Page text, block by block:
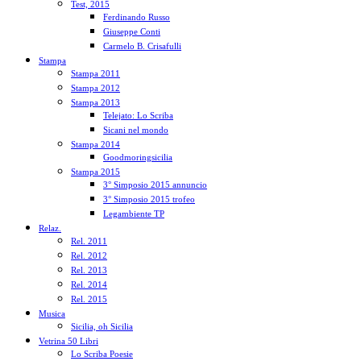
Test, 2015
Ferdinando Russo
Giuseppe Conti
Carmelo B. Crisafulli
Stampa
Stampa 2011
Stampa 2012
Stampa 2013
Telejato: Lo Scriba
Sicani nel mondo
Stampa 2014
Goodmoringsicilia
Stampa 2015
3° Simposio 2015 annuncio
3° Simposio 2015 trofeo
Legambiente TP
Relaz.
Rel. 2011
Rel. 2012
Rel. 2013
Rel. 2014
Rel. 2015
Musica
Sicilia, oh Sicilia
Vetrina 50 Libri
Lo Scriba Poesie